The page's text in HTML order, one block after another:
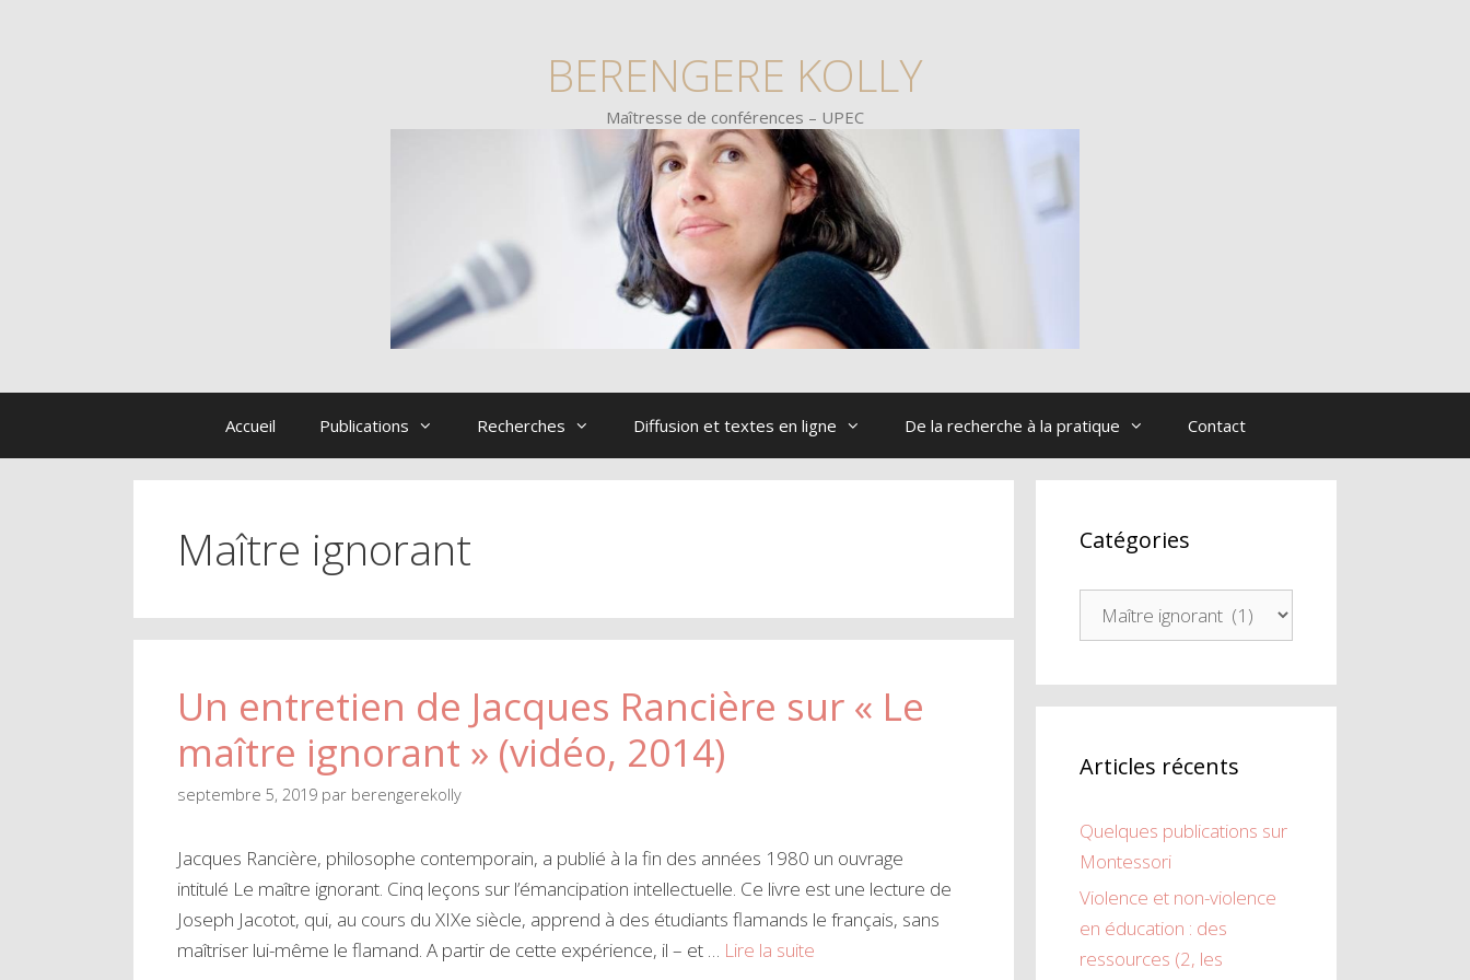
BERENGERE KOLLY
Maîtresse de conférences – UPEC
Accueil Publications Recherches Diffusion et textes en ligne De la recherche à la pratique Contact
Maître ignorant
Un entretien de Jacques Rancière sur « Le
maître ignorant » (vidéo, 2014)
septembre 5, 2019 par berengerekolly
Jacques Rancière, philosophe contemporain, a publié à la fin des années 1980 un ouvrage
intitulé Le maître ignorant. Cinq leçons sur l’émancipation intellectuelle. Ce livre est une lecture de
Joseph Jacotot, qui, au cours du XIXe siècle, apprend à des étudiants flamands le français, sans
maîtriser lui-même le flamand. A partir de cette expérience, il – et … Lire la suite
Catégories
Catégories
Articles récents
Quelques publications sur
Montessori
Violence et non-violence
en éducation : des
ressources (2, les